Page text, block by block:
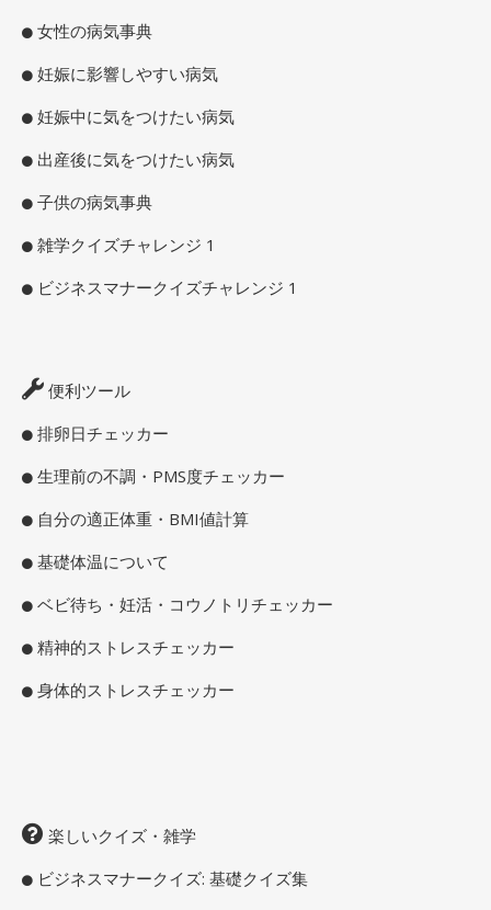
女性の病気事典
妊娠に影響しやすい病気
妊娠中に気をつけたい病気
出産後に気をつけたい病気
子供の病気事典
雑学クイズチャレンジ 1
ビジネスマナークイズチャレンジ 1
便利ツール
排卵日チェッカー
生理前の不調・PMS度チェッカー
自分の適正体重・BMI値計算
基礎体温について
ベビ待ち・妊活・コウノトリチェッカー
精神的ストレスチェッカー
身体的ストレスチェッカー
楽しいクイズ・雑学
ビジネスマナークイズ: 基礎クイズ集